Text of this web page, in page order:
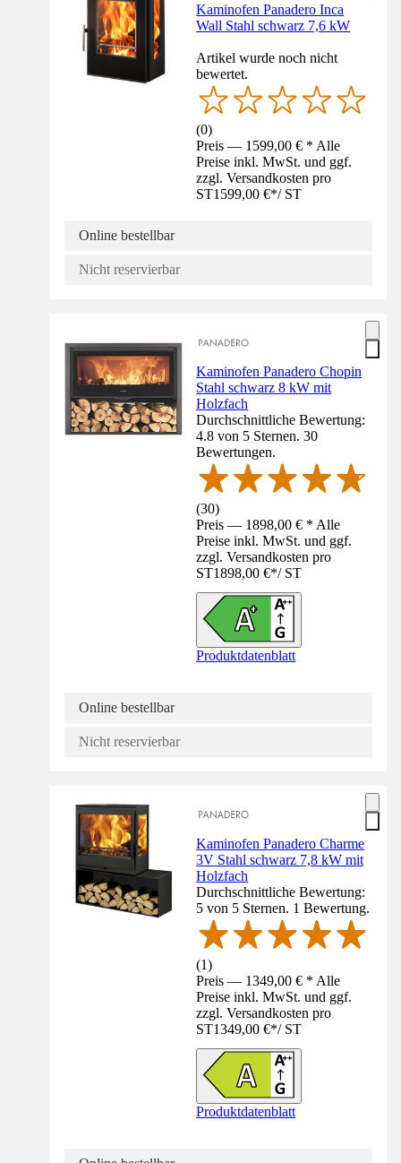
Kaminofen Panadero Inca
Wall Stahl schwarz 7,6 kW
Artikel wurde noch nicht
bewertet.
(0)
Preis — 1599,00 € * Alle
Preise inkl. MwSt. und ggf.
zzgl. Versandkosten pro
ST1599,00 €*/ ST
Online bestellbar
Nicht reservierbar
Kaminofen Panadero Chopin
Stahl schwarz 8 kW mit
Holzfach
Durchschnittliche Bewertung:
4.8 von 5 Sternen. 30
Bewertungen.
(30)
Preis — 1898,00 € * Alle
Preise inkl. MwSt. und ggf.
zzgl. Versandkosten pro
ST1898,00 €*/ ST
Produktdatenblatt
Online bestellbar
Nicht reservierbar
Kaminofen Panadero Charme
3V Stahl schwarz 7,8 kW mit
Holzfach
Durchschnittliche Bewertung:
5 von 5 Sternen. 1 Bewertung.
(1)
Preis — 1349,00 € * Alle
Preise inkl. MwSt. und ggf.
zzgl. Versandkosten pro
ST1349,00 €*/ ST
Produktdatenblatt